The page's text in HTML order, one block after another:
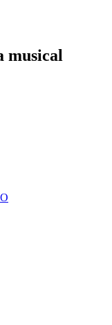
musical